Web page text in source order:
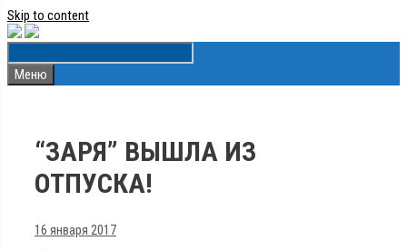
Skip to content
Меню
“ЗАРЯ” ВЫШЛА ИЗ
ОТПУСКА!
16 января 2017